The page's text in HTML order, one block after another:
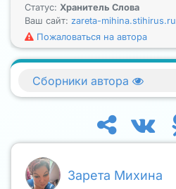
Статус: Хранитель Слова
Ваш сайт: zareta-mihina.stihirus.ru
Пожаловаться на автора
Зарета Михина
Сборники автора